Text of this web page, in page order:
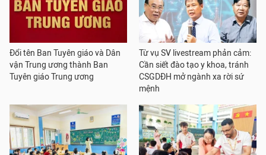
Đổi tên Ban Tuyên giáo và Dân
vận Trung ương thành Ban
Tuyên giáo Trung ương
Từ vụ SV livestream phản cảm:
Cần siết đào tạo y khoa, tránh
CSGDĐH mở ngành xa rời sứ
mệnh